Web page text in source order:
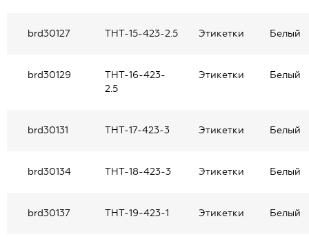
brd30127 THT-15-423-2.5 Этикетки Белый
brd30129
THT-16-423-
2.5
Этикетки Белый
brd30131 THT-17-423-3 Этикетки Белый
brd30134 THT-18-423-3 Этикетки Белый
brd30137 THT-19-423-1 Этикетки Белый